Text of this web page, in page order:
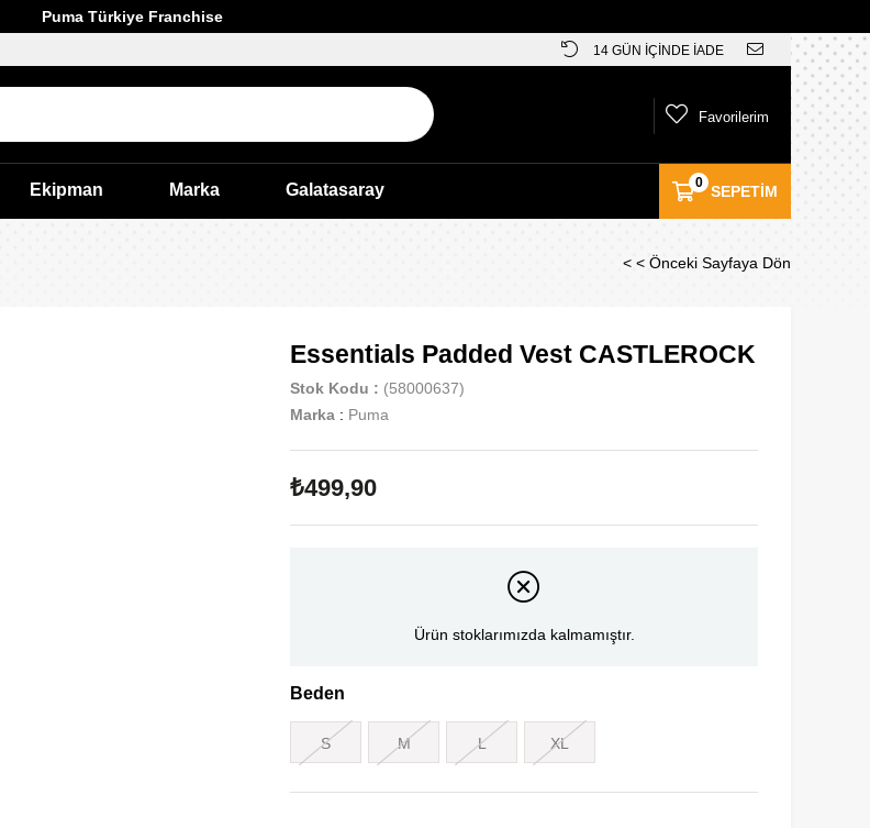
Puma Türkiye Franchise
14 GÜN İÇİNDE İADE
SEPETIM
0
Favorilerim
Ekipman Marka Galatasaray
< < Önceki Sayfaya Dön
Essentials Padded Vest CASTLEROCK
Stok Kodu
(58000637)
Marka : Puma
₺499,90
Ürün stoklarımızda kalmamıştır.
Beden
S M L XL